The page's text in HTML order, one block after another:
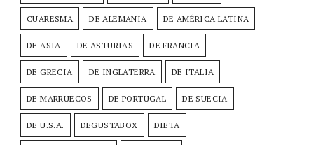
CUARESMA DE ALEMANIA DE AMÉRICA LATINA
DE ASIA DE ASTURIAS DE FRANCIA
DE GRECIA DE INGLATERRA DE ITALIA
DE MARRUECOS DE PORTUGAL DE SUECIA
DE U.S.A. DEGUSTABOX DIETA